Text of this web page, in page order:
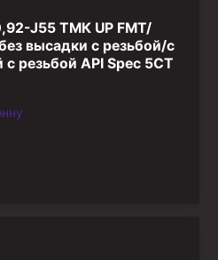
(БРС)
J55 ТМК UP FMT/
высадки с резьбой/с
резьбой API Spec 5CT